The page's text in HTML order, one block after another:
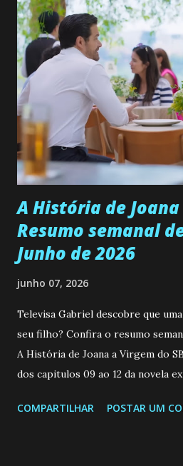
permanecer virgem até encontrar
ama, o que não é fácil, já que
se aprimorar, trabalhando,
ser a primeira mulher da família a
universidade. Ela tem uma
muito madura para a idade,
empática. Detesta injustiças e é
teimosa e muito persistente
Durante um exame ginecológico,
A História de
Resumo semanal
Junho de 2026
junho 07, 2026
Televisa Gabriel descobre que
seu filho? Confira o resumo
A História de Joana a Virgem do
dos capitulos 09 ao 12 da novela
a Programação Semanal do SBT
COMPARTILHAR POSTAR UM